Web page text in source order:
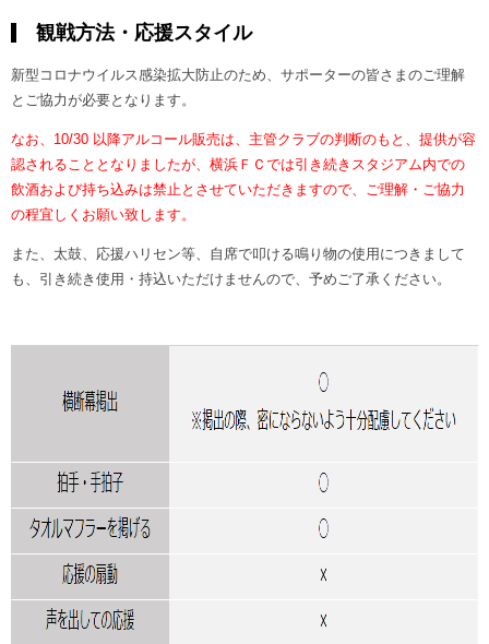
観戦方法・応援スタイル
新型コロナウイルス感染拡大防止のため、サポーターの皆さまのご理解
とご協力が必要となります。
なお、10/30 以降アルコール販売は、主管クラブの判断のもと、提供が容
認されることとなりましたが、横浜ＦＣでは引き続きスタジアム内での
飲酒および持ち込みは禁止とさせていただきますので、ご理解・ご協力
の程宜しくお願い致します。
また、太鼓、応援ハリセン等、自席で叩ける鳴り物の使用につきまして
も、引き続き使用・持込いただけませんので、予めご了承ください。